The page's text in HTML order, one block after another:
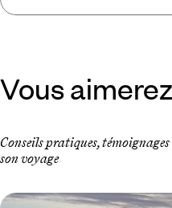
Vous
Conseils pratiques,
son voyage